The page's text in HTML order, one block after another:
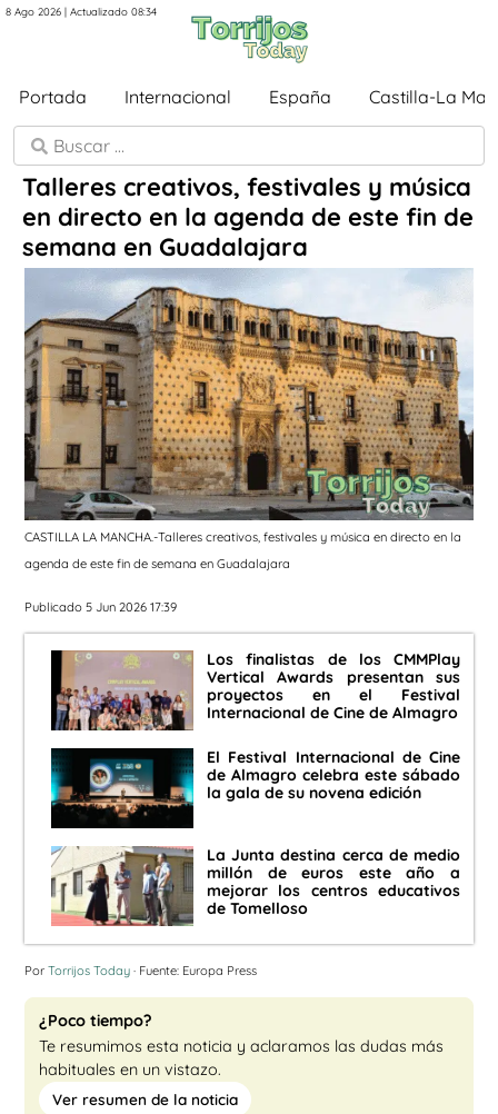
8 Ago 2026 | Actualizado 08:34
Portada Internacional España Castilla-La
Talleres creativos, festivales y música
en directo en la agenda de este fin de
semana en Guadalajara
CASTILLA LA MANCHA.-Talleres creativos, festivales y música en directo en la
agenda de este fin de semana en Guadalajara
Publicado 5 Jun 2026 17:39
Los finalistas de los CMMPlay
Vertical Awards presentan sus
proyectos en el Festival
Internacional de Cine de Almagro
El Festival Internacional de Cine
de Almagro celebra este sábado
la gala de su novena edición
La Junta destina cerca de medio
millón de euros este año a
mejorar los centros educativos
de Tomelloso
Por Torrijos Today · Fuente: Europa Press
¿Poco tiempo?
Te resumimos esta noticia y aclaramos las dudas más
habituales en un vistazo.
Ver resumen de la noticia